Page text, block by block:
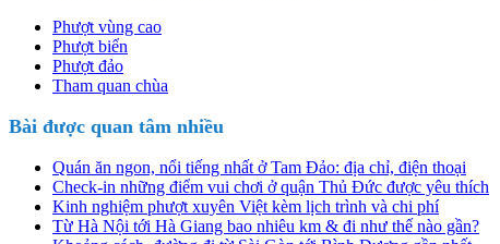
Phượt vùng cao
Phượt biển
Phượt đảo
Tham quan chùa
Bài được quan tâm nhiều
Quán ăn ngon, nổi tiếng nhất ở Tam Đảo: địa chỉ, điện thoại
Check-in những điểm vui chơi ở quận Thủ Đức được yêu thích
Kinh nghiệm phượt xuyên Việt kèm lịch trình và chi phí
Từ Hà Nội tới Hà Giang bao nhiêu km & đi như thế nào gần?